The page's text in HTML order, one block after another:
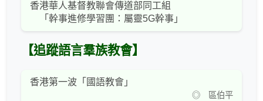
香港華人基督教聯會傳道部同工組
「幹事進修學習團：屬靈5G幹事」
【追蹤語言羣族教會】
香港第一波「國語教會」
◎ 區伯平